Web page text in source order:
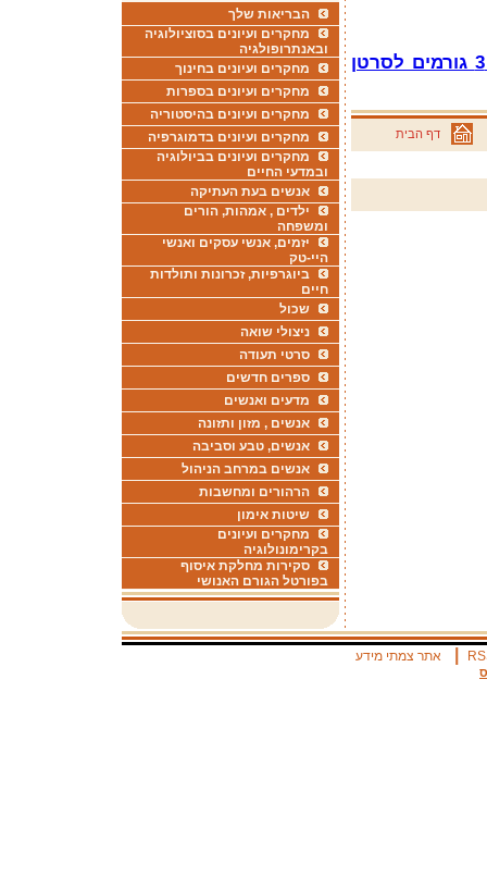
מחקר חדש קובע: תוספי אומגה 3 גורמים לסרטן
דף הבית
הבריאות שלך
מחקרים ועיונים בסוציולוגיה
ובאנתרופולגיה
מחקרים ועיונים בחינוך
מחקרים ועיונים בספרות
מחקרים ועיונים בהיסטוריה
מחקרים ועיונים בדמוגרפיה
מחקרים ועיונים בביולוגיה
ובמדעי החיים
אנשים בעת העתיקה
ילדים , אמהות, הורים
ומשפחה
יזמים, אנשי עסקים ואנשי
היי-טק
ביוגרפיות, זכרונות ותולדות
חיים
שכול
ניצולי שואה
סרטי תעודה
ספרים חדשים
מדעים ואנשים
אנשים , מזון ותזונה
אנשים, טבע וסביבה
אנשים במרחב הניהול
הרהורים ומחשבות
שיטות אימון
מחקרים ועיונים
בקרימונולוגיה
סקירות מחלקת איסוף
בפורטל הגורם האנושי
אתר צמתי מידע